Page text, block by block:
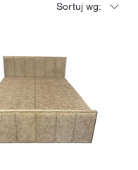
Sortuj wg: